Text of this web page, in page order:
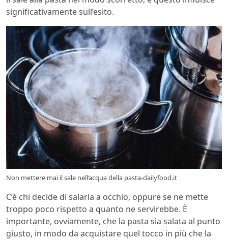
significativamente sull’esito.
Non mettere mai il sale nell’acqua della pasta-dailyfood.it
C’è chi decide di salarla a occhio, oppure se ne mette
troppo poco rispetto a quanto ne servirebbe. È
importante, ovviamente, che la pasta sia salata al punto
giusto, in modo da acquistare quel tocco in più che la